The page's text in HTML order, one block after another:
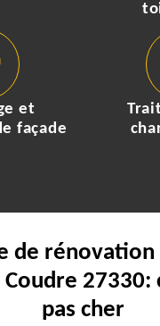
et
façade
de
Coudre
pas cher